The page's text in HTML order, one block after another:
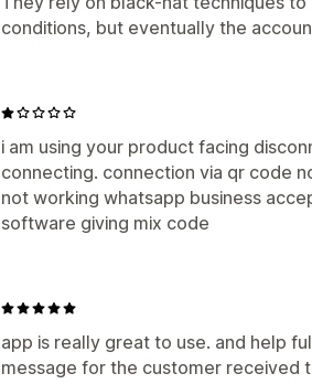
conditions, but eventually the
i am using your product facing
connecting. connection via qr code
not working whatsapp business
software giving mix code
app is really great to use. and help
message for the customer received